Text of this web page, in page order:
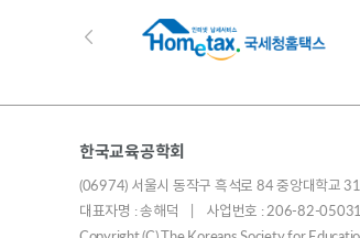
한국교육공학회
(06974) 서울시 동작구 흑석로 84 중앙대학
대표자명 : 송해덕 | 사업번호 : 206-82-